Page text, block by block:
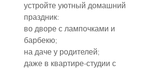
устройте уютный домашний
праздник:
во дворе с лампочками и
барбекю;
на даче у родителей;
даже в квартире-студии с